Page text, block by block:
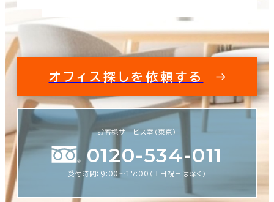
オフィス探しを依頼する
お客様サービス室（東京）
0120-534-011
受付時間：9:00〜17:00（土日祝日は除く）